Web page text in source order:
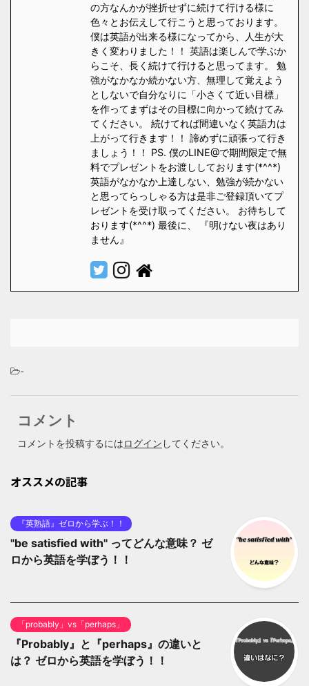
の方なんかが挫折せずに続けて行ける様に
色々とお伝えして行こうと思っております。
僕は英語が出来る様になってから、人生が大
きく変わりました！！ 英語は楽しんで学ぶか
らこそ、長く続けて行けると思ってます。 勉
強がなかなか続かない方、無理して覚えよう
としないで自分なりに「小さくて近い目標」
を作ってまずはその目標に向かって続けてみ
てください。 続けてれば間違いなく英語力は
上がって行きます！！ 諦めずに頑張って行き
ましょう！！ PS. 僕のLINE@で期間限定で無
料でプレゼントをお渡ししております(*^^*)
英語がなかなか上達しない、勉強が続かない
と思ってらっしゃる方は是非ご登録頂いてプ
レゼントを受け取ってください。 お待ちして
おります(*^^*) 最後に、 『明けない夜はあり
ません』
-
コメント
コメントを投稿するにはログイン してください。
オススメの記事
『英熟語』ゼロから学ぶ！！
"be satisfied with" ってどんな意味？ ゼ
ロから英語を学ぼう！！
「probably」vs「perhaps」
『Probably』と『perhaps』の違いと
は？ ゼロから英語を学ぼう！！